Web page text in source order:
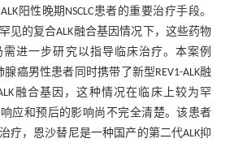
阳性晚期NSCLC患者的重要治疗手段。
见的复合ALK融合基因情况下，这些药物
需进一步研究以指导临床治疗。本案例
腺癌男性患者同时携带了新型REV1-ALK融
融合基因，这种情况在临床上较为罕
应和预后的影响尚不完全清楚。该患者
疗，恩沙替尼是一种国产的第二代ALK抑